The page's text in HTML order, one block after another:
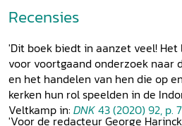
HANS VAN DE WAL, De rollen
protestanten en hun invloed op
1945-1949 MARLEEN VAN DEN
voor dé zaak. Ds. Hildering en de
SCOTT KANNEKENS,
van protestantse geestelijke
Landmacht in Indonesië, 1945-
LUTTIKHUIS, Verzuilde
Recensies
'Dit boek biedt in aanzet veel!
voor voortgaand onderzoek naar
en het handelen van hen die op
kerken hun rol speelden in de
Veltkamp in: DNK43 (2020) 92, p.
'Voor de redacteur George